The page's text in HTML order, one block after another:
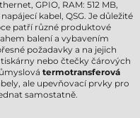
GPIO, RAM: 512 MB,
kabel, QSG. Je důležité
patří různé produktové
balení a vybavením
požadavky a na jejich
nebo čtečky čárových
termotransferová
ale upevňovací prvky pro
samostatně.